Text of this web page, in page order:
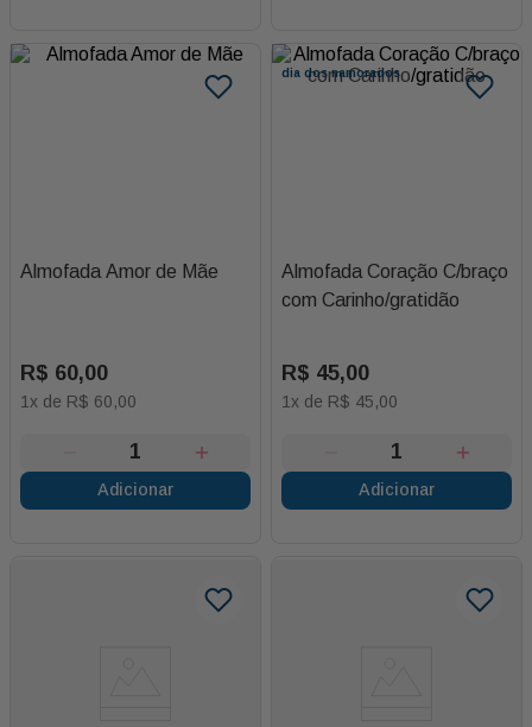
Almofada Amor de Mãe
R$ 60,00
1x de R$ 60,00
Adicionar
dia dos namorados
Almofada Coração C/braço
com Carinho/gratidão
R$ 45,00
1x de R$ 45,00
Adicionar